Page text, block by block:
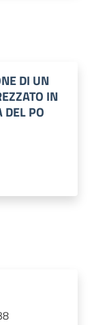
DI UN
IN
PO